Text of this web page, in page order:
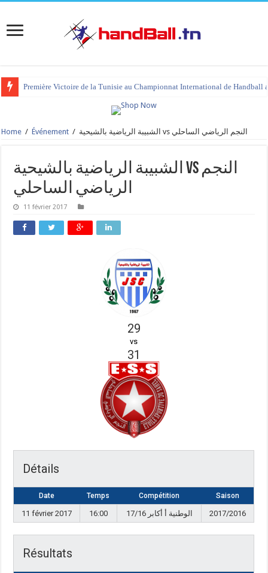
Première Victoire de la Tunisie au Championnat International de Handball
Home / Événement / الشبيبة الرياضية بالشيحية vs النجم الرياضي الساحلي
الشبيبة الرياضية بالشيحية vs النجم
الرياضي الساحلي
11 février 2017
29
vs
31
Détails
Date Temps Compétition Saison
11 février 2017 16:00 17/16 الوطنية أ أكابر 2017/2016
Résultats